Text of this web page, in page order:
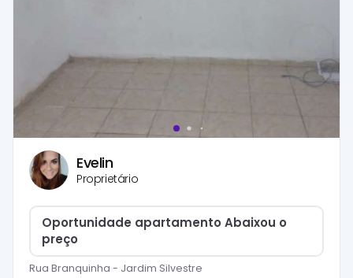
Evelin
Proprietário
Oportunidade apartamento Abaixou o
preço
Rua Branquinha - Jardim Silvestre